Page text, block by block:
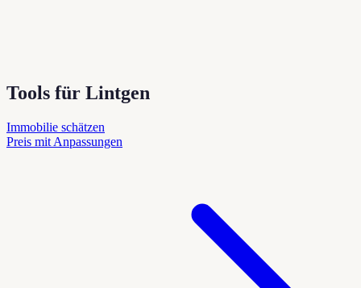
Tools für Lintgen
Immobilie schätzen
Preis mit Anpassungen